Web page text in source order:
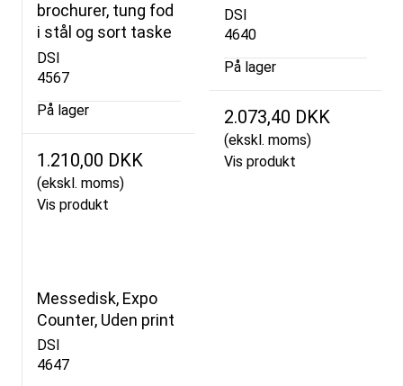
brochurer, tung fod
i stål og sort taske
DSI
4567
På lager
1.210,00 DKK
(ekskl. moms)
Vis produkt
DSI
4640
På lager
2.073,40 DKK
(ekskl. moms)
Vis produkt
Messedisk, Expo
Counter, Uden print
DSI
4647